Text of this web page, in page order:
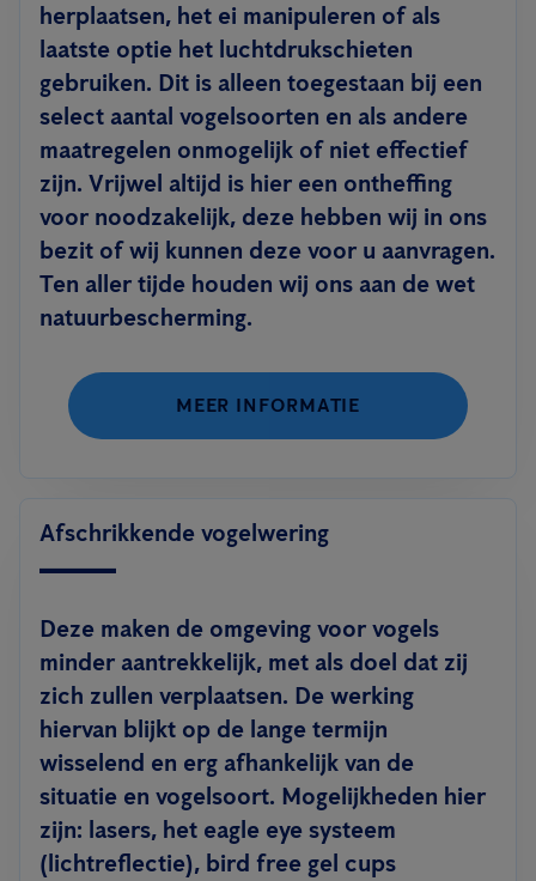
herplaatsen, het ei manipuleren of als
laatste optie het luchtdrukschieten
gebruiken. Dit is alleen toegestaan bij een
select aantal vogelsoorten en als andere
maatregelen onmogelijk of niet effectief
zijn. Vrijwel altijd is hier een ontheffing
voor noodzakelijk, deze hebben wij in ons
bezit of wij kunnen deze voor u aanvragen.
Ten aller tijde houden wij ons aan de wet
natuurbescherming.
MEER INFORMATIE
Afschrikkende vogelwering
Deze maken de omgeving voor vogels
minder aantrekkelijk, met als doel dat zij
zich zullen verplaatsen. De werking
hiervan blijkt op de lange termijn
wisselend en erg afhankelijk van de
situatie en vogelsoort. Mogelijkheden hier
zijn: lasers, het eagle eye systeem
(lichtreflectie), bird free gel cups